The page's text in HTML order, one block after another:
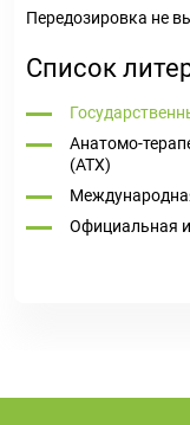
Передозировка не
Список
Анатомо-
(ATX)
Официальная